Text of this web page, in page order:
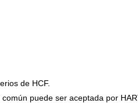
de HCF.
puede ser aceptada por